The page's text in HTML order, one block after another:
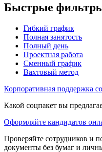
Быстрые
Гибкий график
Полная занятость
Полный день
Проектная работа
Сменный график
Вахтовый метод
Корпоративная поддержка
Какой соцпакет вы
Оформляйте кандидатов
Проверяйте сотрудников и
документы без бумаг и